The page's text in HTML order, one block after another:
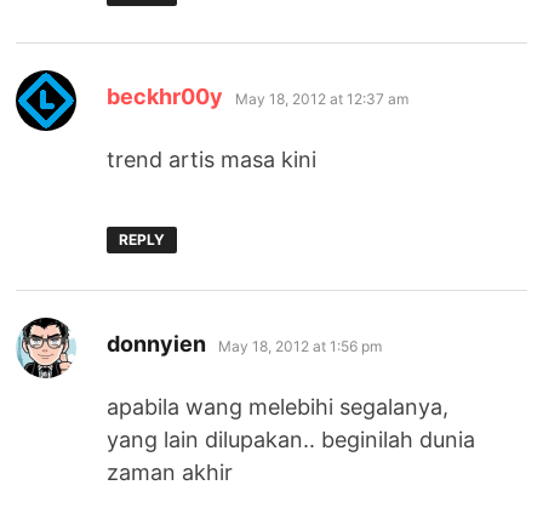
beckhr00y says:
May 18, 2012 at 12:37 am
trend artis masa kini
REPLY
donnyien says:
May 18, 2012 at 1:56 pm
apabila wang melebihi segalanya,
yang lain dilupakan.. beginilah dunia
zaman akhir